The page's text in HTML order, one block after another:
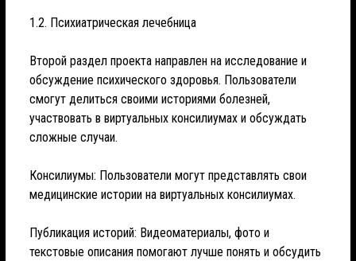
1.2. Психиатрическая лечебница
Второй раздел проекта направлен на исследование и
обсуждение психического здоровья. Пользователи
смогут делиться своими историями болезней,
участвовать в виртуальных консилиумах и обсуждать
сложные случаи.
Консилиумы: Пользователи могут представлять свои
медицинские истории на виртуальных консилиумах.
Публикация историй: Видеоматериалы, фото и
текстовые описания помогают лучше понять и обсудить